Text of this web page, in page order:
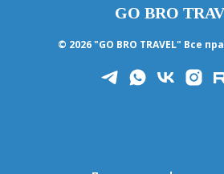
GO BRO
© 2026 "GO BRO TRAVEL" Все